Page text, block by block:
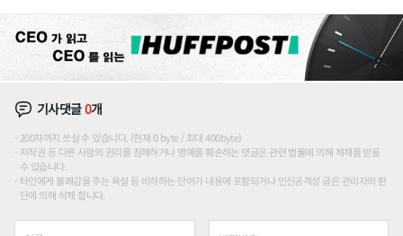
기사댓글0개
200자까지 쓰실 수 있습니다. (현재 0 byte / 최대 400byte)
저작권 등 다른 사람의 권리를 침해하거나 명예를 훼손하는 댓글은 관련 법률에 의해 제재를 받을
수 있습니다.
타인에게 불쾌감을 주는 욕설 등 비하하는 단어가 내용에 포함되거나 인신공격성 글은 관리자의 판
단에 의해 삭제 합니다.